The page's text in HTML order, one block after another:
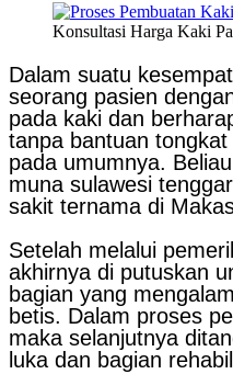
Konsultasi Harga Kaki
Dalam suatu
seorang pasien
pada kaki dan
tanpa bantuan
pada umumnya.
muna sulawesi
sakit ternama di
Setelah melalui
akhirnya di putuskan
bagian yang
betis. Dalam proses
maka selanjutnya
luka dan bagian